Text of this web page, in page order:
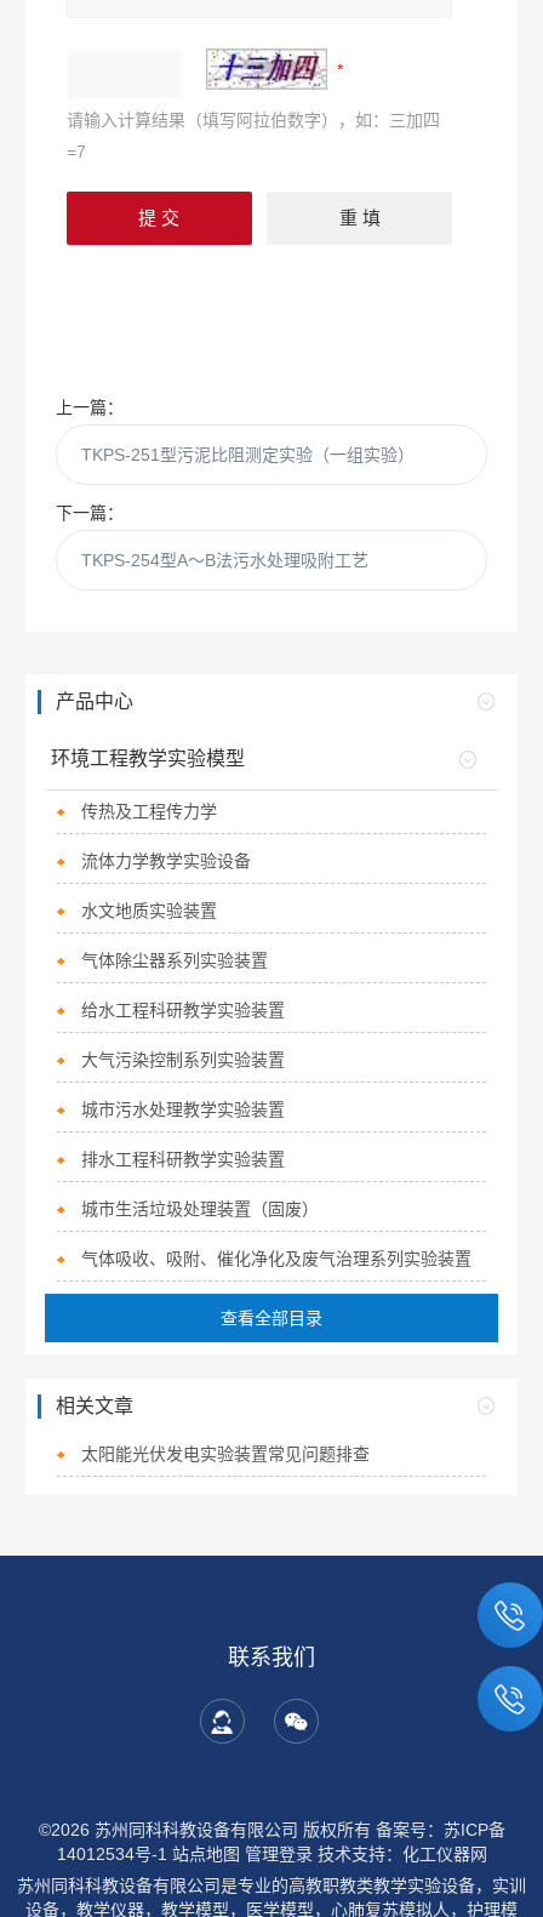
请输入计算结果（填写阿拉伯数字），如：三加四
=7
上一篇：
TKPS-251型污泥比阻测定实验（一组实验）
下一篇：
TKPS-254型A～B法污水处理吸附工艺
产品中心
环境工程教学实验模型
传热及工程传力学
流体力学教学实验设备
水文地质实验装置
气体除尘器系列实验装置
给水工程科研教学实验装置
大气污染控制系列实验装置
城市污水处理教学实验装置
排水工程科研教学实验装置
城市生活垃圾处理装置（固废）
气体吸收、吸附、催化净化及废气治理系列实验装置
查看全部目录
相关文章
太阳能光伏发电实验装置常见问题排查
联系我们
©2026 苏州同科科教设备有限公司 版权所有 备案号：苏ICP备
14012534号-1 站点地图 管理登录技术支持： 化工仪器网
苏州同科科教设备有限公司是专业的高教职教类教学实验设备，实训
设备，教学仪器，教学模型，医学模型，心肺复苏模拟人，护理模